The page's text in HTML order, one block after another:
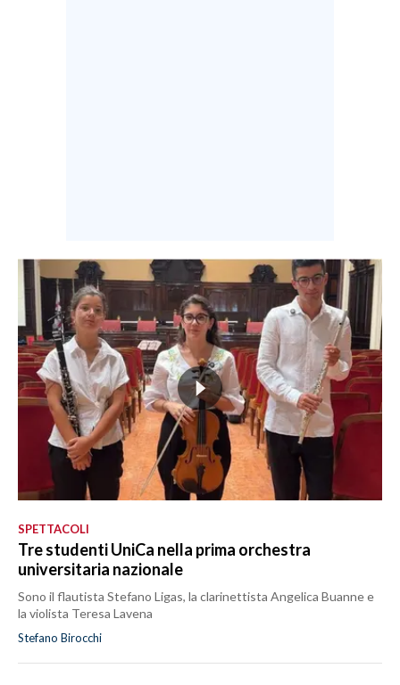
SPETTACOLI
Tre studenti UniCa nella prima orchestra
universitaria nazionale
Sono il flautista Stefano Ligas, la clarinettista Angelica Buanne e
la violista Teresa Lavena
Stefano Birocchi